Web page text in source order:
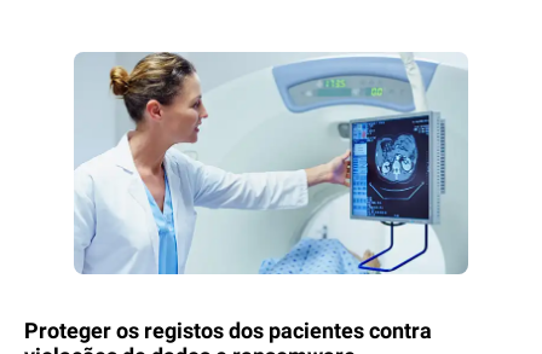
Proteger os registos dos pacientes contra